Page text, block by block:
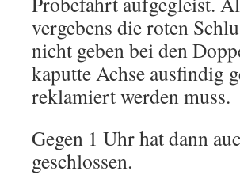
vergebens die roten
nicht geben bei den
kaputte Achse ausfindig
reklamiert werden muss.
Gegen 1 Uhr hat dann
geschlossen.